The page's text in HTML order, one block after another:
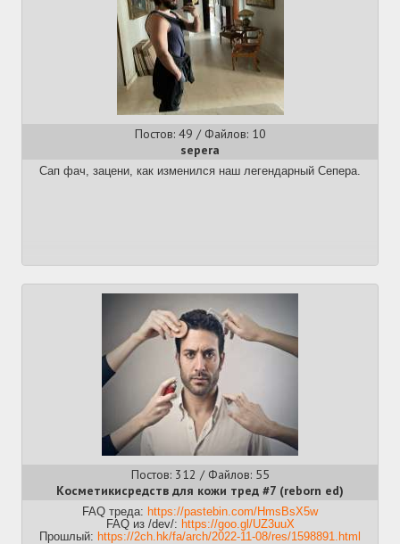
Постов: 49 / Файлов: 10
sepera
Сап фач, зацени, как изменился наш легендарный Сепера.
Постов: 312 / Файлов: 55
Косметикисредств для кожи тред #7 (reborn ed)
FAQ треда: https://pastebin.com/HmsBsX5w
FAQ из /dev/: https://goo.gl/UZ3uuX
Прошлый: https://2ch.hk/fa/arch/2022-11-08/res/1598891.html